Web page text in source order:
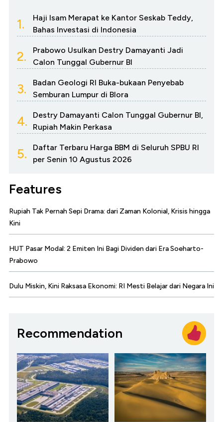
1.
Haji Isam Merapat ke Kantor Seskab Teddy,
Bahas Investasi di Indonesia
2.
Prabowo Usulkan Destry Damayanti Jadi
Calon Tunggal Gubernur BI
3.
Badan Geologi RI Buka-bukaan Penyebab
Semburan Lumpur di Blora
4.
Destry Damayanti Calon Tunggal Gubernur BI,
Rupiah Makin Perkasa
5.
Daftar Terbaru Harga BBM di Seluruh SPBU RI
per Senin 10 Agustus 2026
Features
Rupiah Tak Pernah Sepi Drama: dari Zaman Kolonial, Krisis hingga
Kini
HUT Pasar Modal: 2 Emiten Ini Bagi Dividen dari Era Soeharto-
Prabowo
Dulu Miskin, Kini Raksasa Ekonomi: RI Mesti Belajar dari Negara Ini
Recommendation